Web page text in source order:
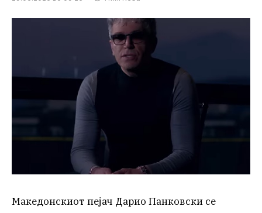
Македонскиот пејач Дарио Панковски се